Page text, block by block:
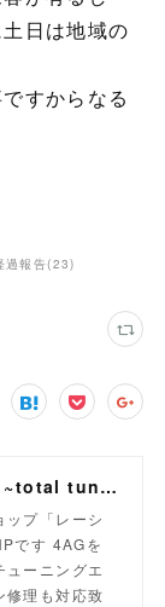
日は地域の
すからなる
過報告(23)
Racing Service YASU ~total tuning proshop~
プ「レーシ
です 4AGを
ューニングエ
修理も対応致